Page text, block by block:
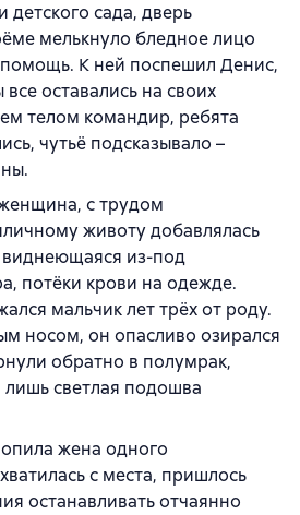
детского сада, дверь
мелькнуло бледное лицо
К ней поспешил Денис,
оставались на своих
телом командир, ребята
чутьё подсказывало –
с трудом
животу добавлялась
виднеющаяся из-под
потёки крови на одежде.
мальчик лет трёх от роду.
носом, он опасливо озирался
обратно в полумрак,
лишь светлая подошва
жена одного
с места, пришлось
останавливать отчаянно